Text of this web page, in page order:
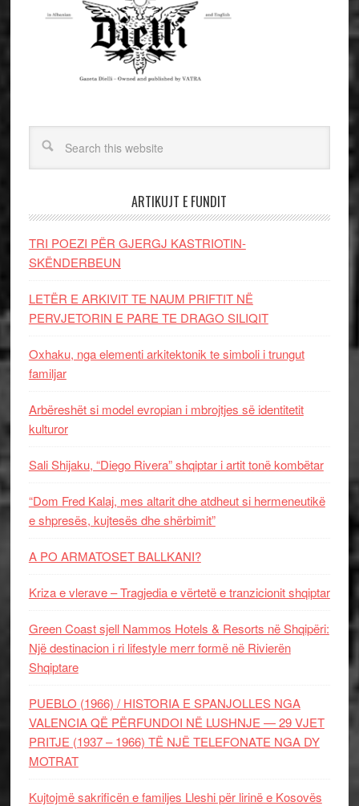
ARTIKUJT E FUNDIT
TRI POEZI PËR GJERGJ KASTRIOTIN-
SKËNDERBEUN
LETËR E ARKIVIT TE NAUM PRIFTIT NË
PERVJETORIN E PARE TE DRAGO SILIQIT
Oxhaku, nga elementi arkitektonik te simboli i trungut
familjar
Arbëreshët si model evropian i mbrojtjes së identitetit
kulturor
Sali Shijaku, “Diego Rivera” shqiptar i artit tonë kombëtar
“Dom Fred Kalaj, mes altarit dhe atdheut si hermeneutikë
e shpresës, kujtesës dhe shërbimit”
A PO ARMATOSET BALLKANI?
Kriza e vlerave – Tragjedia e vërtetë e tranzicionit shqiptar
Green Coast sjell Nammos Hotels & Resorts në Shqipëri:
Një destinacion i ri lifestyle merr formë në Rivierën
Shqiptare
PUEBLO (1966) / HISTORIA E SPANJOLLES NGA
VALENCIA QË PËRFUNDOI NË LUSHNJE — 29 VJET
PRITJE (1937 – 1966) TË NJË TELEFONATE NGA DY
MOTRAT
Kujtojmë sakrificën e familjes Lleshi për lirinë e Kosovës